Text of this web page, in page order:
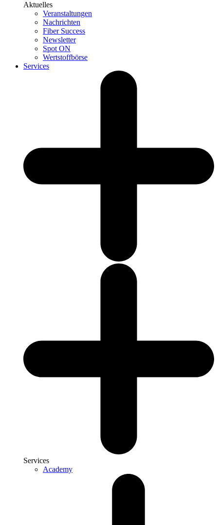
Aktuelles
Veranstaltungen
Nachrichten
Fiber Success
Newsletter
Spot ON
Wertstoffbörse
Services
Services
Academy